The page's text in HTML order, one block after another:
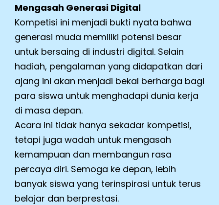
Mengasah Generasi Digital
Kompetisi ini menjadi bukti nyata bahwa
generasi muda memiliki potensi besar
untuk bersaing di industri digital. Selain
hadiah, pengalaman yang didapatkan dari
ajang ini akan menjadi bekal berharga bagi
para siswa untuk menghadapi dunia kerja
di masa depan.
Acara ini tidak hanya sekadar kompetisi,
tetapi juga wadah untuk mengasah
kemampuan dan membangun rasa
percaya diri. Semoga ke depan, lebih
banyak siswa yang terinspirasi untuk terus
belajar dan berprestasi.